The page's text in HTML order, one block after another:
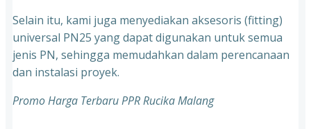
Selain itu, kami juga menyediakan aksesoris (fitting)
universal PN25 yang dapat digunakan untuk semua
jenis PN, sehingga memudahkan dalam perencanaan
dan instalasi proyek.
Promo Harga Terbaru PPR Rucika Malang